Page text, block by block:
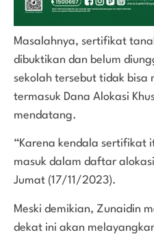
Masalahnya, sertifikat
dibuktikan dan belum
sekolah tersebut tidak
termasuk Dana Alokasi
mendatang.
“Karena kendala sertifikat
masuk dalam daftar
Jumat (17/11/2023).
Meski demikian, Zunaidin
dekat ini akan